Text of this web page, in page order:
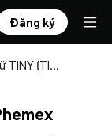
Đăng ký
Mua và lưu trữ TINY (TINY) an toàn